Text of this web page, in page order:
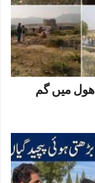
میں گم